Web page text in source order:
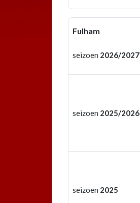
Fulham
seizoen 2026/2027
seizoen 2025/2026
seizoen 2025